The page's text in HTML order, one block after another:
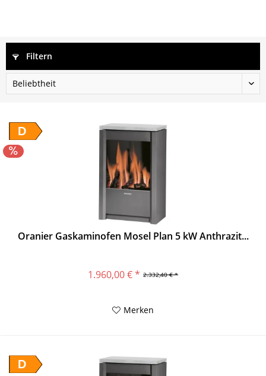
Filtern
D
Oranier Gaskaminofen Mosel Plan 5 kW Anthrazit...
2.332,40 € *
1.960,00 € *
Merken
D